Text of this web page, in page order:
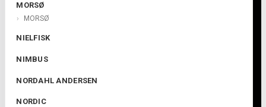
MORSØ
MORSØ
NIELFISK
NIMBUS
NORDAHL ANDERSEN
NORDIC